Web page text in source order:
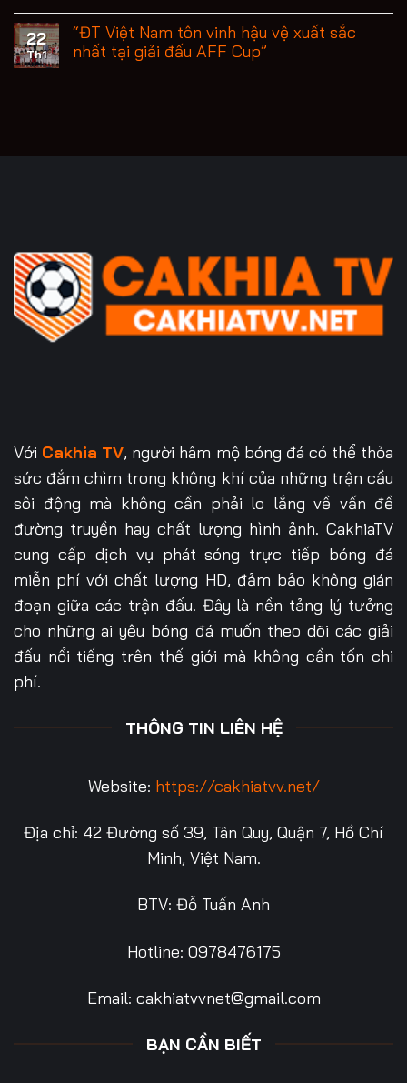
22
Th1
“ĐT Việt Nam tôn vinh hậu vệ xuất sắc
nhất tại giải đấu AFF Cup”
Với Cakhia TV, người hâm mộ bóng đá có thể thỏa
sức đắm chìm trong không khí của những trận cầu
sôi động mà không cần phải lo lắng về vấn đề
đường truyền hay chất lượng hình ảnh. CakhiaTV
cung cấp dịch vụ phát sóng trực tiếp bóng đá
miễn phí với chất lượng HD, đảm bảo không gián
đoạn giữa các trận đấu. Đây là nền tảng lý tưởng
cho những ai yêu bóng đá muốn theo dõi các giải
đấu nổi tiếng trên thế giới mà không cần tốn chi
phí.
THÔNG TIN LIÊN HỆ
Website: https://cakhiatvv.net/
Địa chỉ: 42 Đường số 39, Tân Quy, Quận 7, Hồ Chí
Minh, Việt Nam.
BTV: Đỗ Tuấn Anh
Hotline: 0978476175
Email: cakhiatvvnet@gmail.com
BẠN CẦN BIẾT